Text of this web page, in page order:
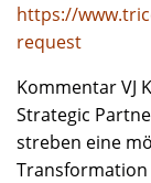
https://
request
Kommentar VJ
Strategic
streben eine
Transformation